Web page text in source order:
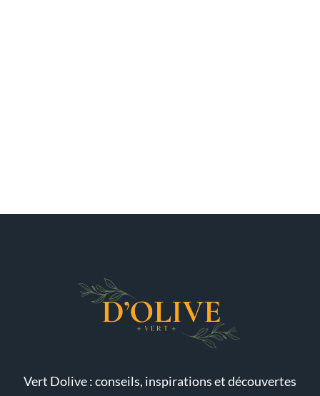
Vert Dolive : conseils, inspirations et découvertes